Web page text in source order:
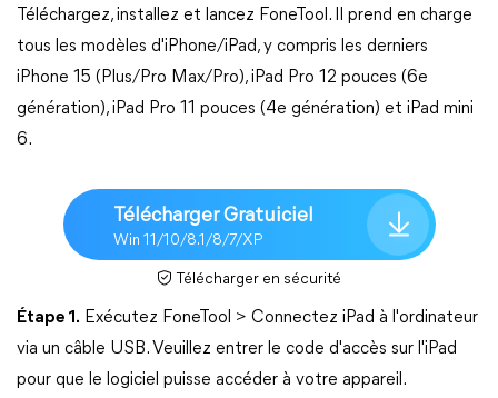
Téléchargez, installez et lancez FoneTool. Il prend en charge
tous les modèles d'iPhone/iPad, y compris les derniers
iPhone 15 (Plus/Pro Max/Pro), iPad Pro 12 pouces (6e
génération), iPad Pro 11 pouces (4e génération) et iPad mini
6.
Télécharger Gratuiciel
Win 11/10/8.1/8/7/XP
Télécharger en sécurité
Étape 1. Exécutez FoneTool > Connectez iPad à l'ordinateur
via un câble USB. Veuillez entrer le code d'accès sur l'iPad
pour que le logiciel puisse accéder à votre appareil.